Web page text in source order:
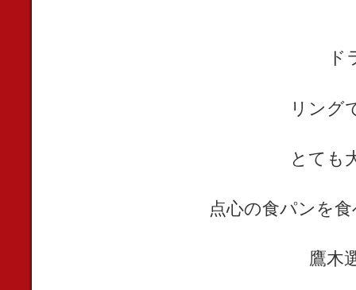
リング
とても
点心の食パンを
鷹木